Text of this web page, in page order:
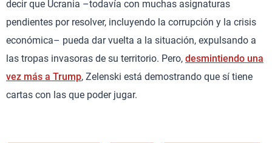
decir que Ucrania –todavía con muchas asignaturas
pendientes por resolver, incluyendo la corrupción y la crisis
económica– pueda dar vuelta a la situación, expulsando a
las tropas invasoras de su territorio. Pero, desmintiendo una
vez más a Trump, Zelenski está demostrando que sí tiene
cartas con las que poder jugar.